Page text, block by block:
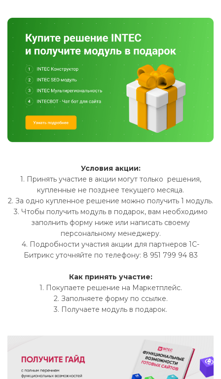
Условия акции:
1. Принять участие в акции могут только решения,
купленные не позднее текущего месяца.
2. За одно купленное решение можно получить 1 модуль.
3. Чтобы получить модуль в подарок, вам необходимо
заполнить форму ниже или написать своему
персональному менеджеру.
4. Подробности участия акции для партнеров 1С-
Битрикс уточняйте по телефону: 8 951 799 94 83
Как принять участие:
1. Покупаете решение на Маркетплейс.
2. Заполняете форму по ссылке.
3. Получаете модуль в подарок.